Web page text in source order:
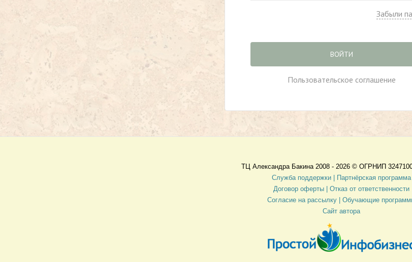
Забыли
ВОЙТИ
Пользовательское соглашение
ТЦ Александра Бакина 2008 - 2026 © ОГРНИП
Служба поддержки |
Партнёрская программа
Договор оферты
| Отказ от ответственности
Согласие на рассылку | Обучающие
Сайт автора